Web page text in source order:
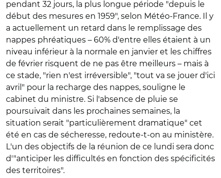
pendant 32 jours, la plus longue période "depuis le
début des mesures en 1959", selon Météo-France. Il y
a actuellement un retard dans le remplissage des
nappes phréatiques – 60% d'entre elles étaient à un
niveau inférieur à la normale en janvier et les chiffres
de février risquent de ne pas être meilleurs – mais à
ce stade, "rien n'est irréversible", "tout va se jouer d'ici
avril" pour la recharge des nappes, souligne le
cabinet du ministre. Si l'absence de pluie se
poursuivait dans les prochaines semaines, la
situation serait "particulièrement dramatique" cet
été en cas de sécheresse, redoute-t-on au ministère.
L'un des objectifs de la réunion de ce lundi sera donc
d'"anticiper les difficultés en fonction des spécificités
des territoires".